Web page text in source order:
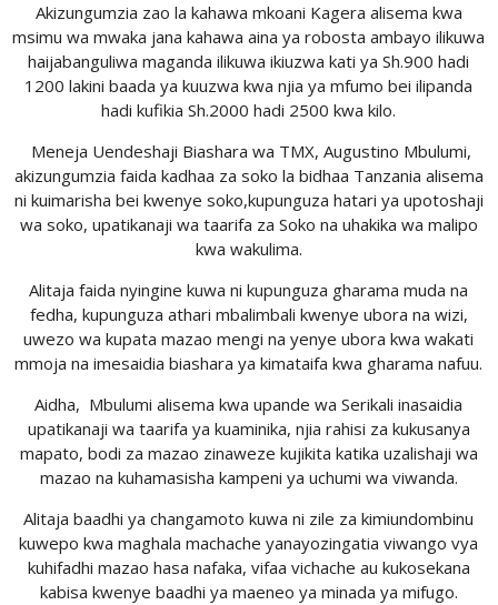
Akizungumzia zao la kahawa mkoani Kagera alisema kwa
msimu wa mwaka jana kahawa aina ya robosta ambayo ilikuwa
haijabanguliwa maganda ilikuwa ikiuzwa kati ya Sh.900 hadi
1200 lakini baada ya kuuzwa kwa njia ya mfumo bei ilipanda
hadi kufikia Sh.2000 hadi 2500 kwa kilo.
Meneja Uendeshaji Biashara wa TMX, Augustino Mbulumi,
akizungumzia faida kadhaa za soko la bidhaa Tanzania alisema
ni kuimarisha bei kwenye soko,kupunguza hatari ya upotoshaji
wa soko, upatikanaji wa taarifa za Soko na uhakika wa malipo
kwa wakulima.
Alitaja faida nyingine kuwa ni kupunguza gharama muda na
fedha, kupunguza athari mbalimbali kwenye ubora na wizi,
uwezo wa kupata mazao mengi na yenye ubora kwa wakati
mmoja na imesaidia biashara ya kimataifa kwa gharama nafuu.
Aidha, Mbulumi alisema kwa upande wa Serikali inasaidia
upatikanaji wa taarifa ya kuaminika, njia rahisi za kukusanya
mapato, bodi za mazao zinaweze kujikita katika uzalishaji wa
mazao na kuhamasisha kampeni ya uchumi wa viwanda.
Alitaja baadhi ya changamoto kuwa ni zile za kimiundombinu
kuwepo kwa maghala machache yanayozingatia viwango vya
kuhifadhi mazao hasa nafaka, vifaa vichache au kukosekana
kabisa kwenye baadhi ya maeneo ya minada ya mifugo.